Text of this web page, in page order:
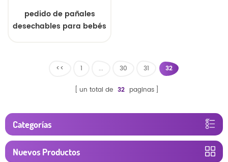
pedido de pañales
desechables para bebés
<< 1 ... 30 31 32
un total de 32 paginas
Categorías
Nuevos Productos